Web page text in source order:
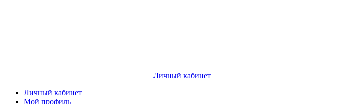
Личный кабинет
Личный кабинет
Мой профиль